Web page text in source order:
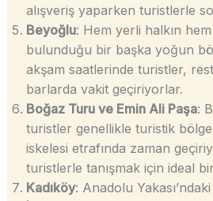
alışveriş yaparken turistlerle
Beyoğlu: Hem yerli halkın
bulunduğu bir başka yoğun
akşam saatlerinde turistler,
barlarda vakit geçiriyorlar.
Boğaz Turu ve Emin Ali Paşa:
turistler genellikle turistik
iskelesi etrafında zaman
turistlerle tanışmak için ideal
Kadıköy: Anadolu